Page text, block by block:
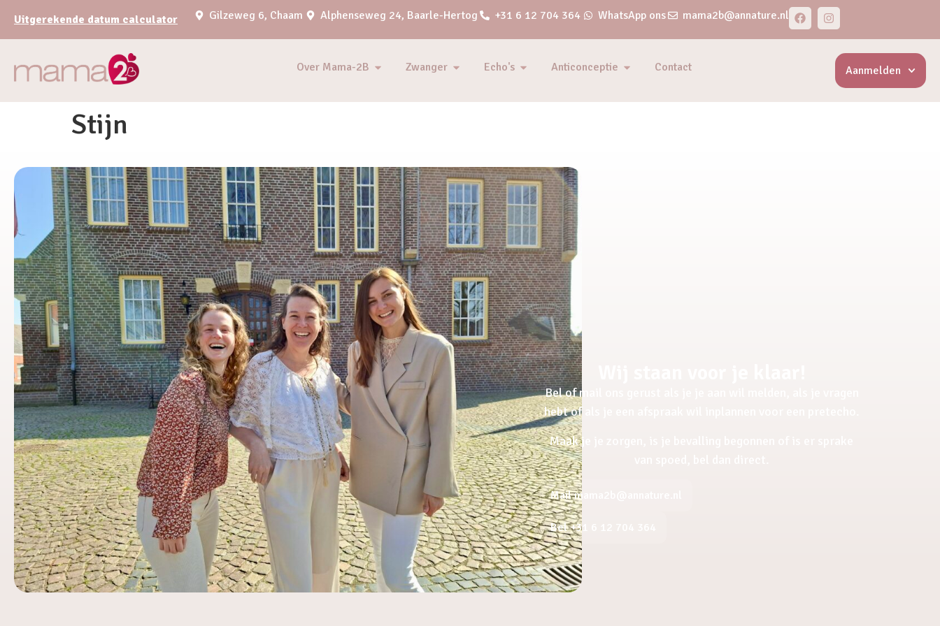
Uitgerekende datum calculator Gilzeweg 6, Chaam Alphenseweg 24, Baarle-Hertog +31 6 12 704 364 WhatsApp ons mama2b@annature.nl
Over Mama-2B Zwanger Echo's Anticonceptie Contact Aanmelden
Stijn
Bel of mail ons gerust als je je aan wil melden, als je vragen
hebt of als je een afspraak wil inplannen voor een pretecho.
Maak je je zorgen, is je bevalling begonnen of is er sprake
Mail mama2b@annature.nl
Bel +31 6 12 704 364